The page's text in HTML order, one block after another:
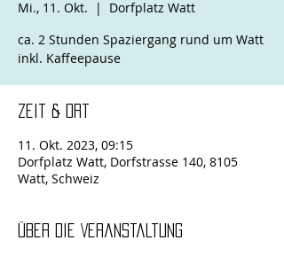
Mi., 11. Okt.
  |
Dorfplatz Watt
ca. 2 Stunden Spaziergang rund um Watt
inkl. Kaffeepause
Zeit & Ort
11. Okt. 2023, 09:15
Dorfplatz Watt, Dorfstrasse 140, 8105
Watt, Schweiz
Über die Veranstaltung